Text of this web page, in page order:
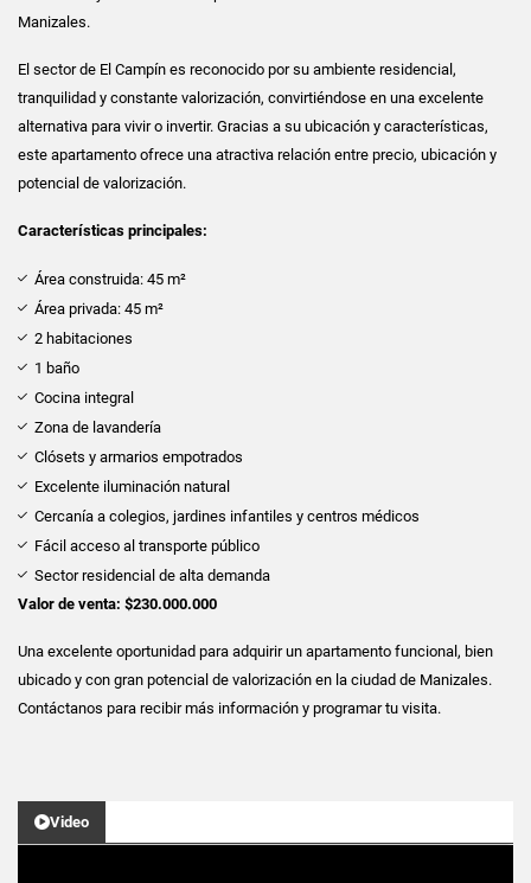
Manizales.
El sector de El Campín es reconocido por su ambiente residencial,
tranquilidad y constante valorización, convirtiéndose en una excelente
alternativa para vivir o invertir. Gracias a su ubicación y características,
este apartamento ofrece una atractiva relación entre precio, ubicación y
potencial de valorización.
Características principales:
Área construida: 45 m²
Área privada: 45 m²
2 habitaciones
1 baño
Cocina integral
Zona de lavandería
Clósets y armarios empotrados
Excelente iluminación natural
Cercanía a colegios, jardines infantiles y centros médicos
Fácil acceso al transporte público
Sector residencial de alta demanda
Valor de venta: $230.000.000
Una excelente oportunidad para adquirir un apartamento funcional, bien
ubicado y con gran potencial de valorización en la ciudad de Manizales.
Contáctanos para recibir más información y programar tu visita.
Video